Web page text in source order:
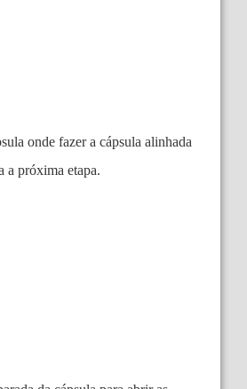
onde fazer a cápsula alinhada
a próxima etapa.